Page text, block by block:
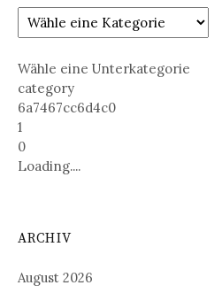
Wähle eine Unterkategorie
category
6a7467cc6d4c0
1
0
Loading....
ARCHIV
August 2026